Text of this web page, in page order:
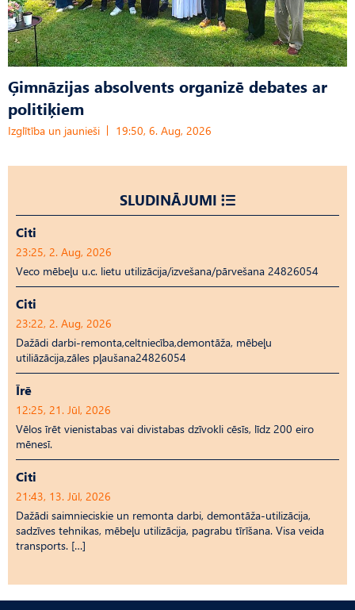
Ģimnāzijas absolvents organizē debates ar
politiķiem
Izglītība un jaunieši 19:50, 6. Aug, 2026
SLUDINĀJUMI
Citi
23:25, 2. Aug, 2026
Veco mēbeļu u.c. lietu utilizācija/izvešana/pārvešana 24826054
Citi
23:22, 2. Aug, 2026
Dažādi darbi-remonta,celtniecība,demontāža, mēbeļu
utiliāzācija,zāles pļaušana24826054
Īrē
12:25, 21. Jūl, 2026
Vēlos īrēt vienistabas vai divistabas dzīvokli cēsīs, līdz 200 eiro
mēnesī.
Citi
21:43, 13. Jūl, 2026
Dažādi saimnieciskie un remonta darbi, demontāža-utilizācija,
sadzīves tehnikas, mēbeļu utilizācija, pagrabu tīrīšana. Visa veida
transports. […]